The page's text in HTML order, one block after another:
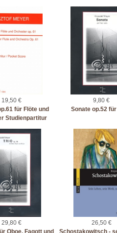
19,50 €
für Flöte und
Studienpartitur
9,80 €
Sonate op.52
29,80 €
Oboe, Fagott und
26,50 €
Schostakowitsch -